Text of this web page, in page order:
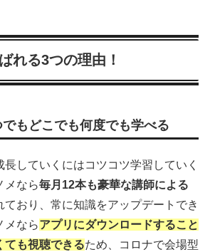
れる3つの理由！
もどこでも何度でも学べる
していくにはコツコツ学習していく
メなら毎月12本も豪華な講師による
ており、常に知識をアップデートでき
メならアプリにダウンロードすること
ても視聴できるため、コロナで会場型